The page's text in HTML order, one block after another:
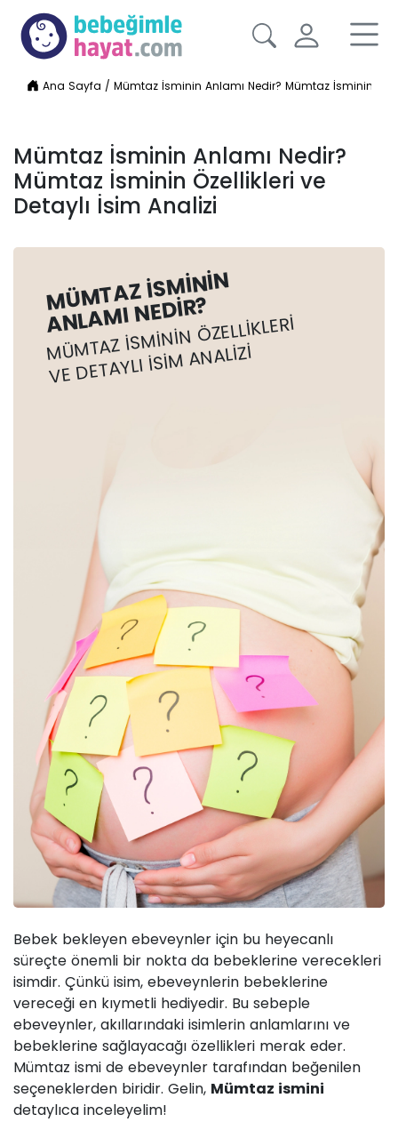
Ana Sayfa /Mümtaz İsminin Anlamı Nedir? Mümtaz İsminin
Mümtaz İsminin Anlamı Nedir?
Mümtaz İsminin Özellikleri ve
Detaylı İsim Analizi
MÜMTAZ İSMININ
ANLAMI NEDIR?
MÜMTAZ İSMININ ÖZELLIKLERI
VE DETAYLI İSIM ANALIZI
Bebek bekleyen ebeveynler için bu heyecanlı
süreçte önemli bir nokta da bebeklerine verecekleri
isimdir. Çünkü isim, ebeveynlerin bebeklerine
vereceği en kıymetli hediyedir. Bu sebeple
ebeveynler, akıllarındaki isimlerin anlamlarını ve
bebeklerine sağlayacağı özellikleri merak eder.
Mümtaz ismi de ebeveynler tarafından beğenilen
seçeneklerden biridir. Gelin, Mümtaz ismini
detaylıca inceleyelim!